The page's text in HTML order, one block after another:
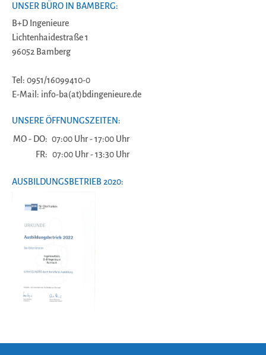
UNSER BÜRO IN BAMBERG:
B+D Ingenieure
Lichtenhaidestraße 1
96052 Bamberg
Tel: 0951/16099410-0
E-Mail: info-ba(at)bdingenieure.de
UNSERE ÖFFNUNGSZEITEN:
MO - DO: 07:00 Uhr - 17:00 Uhr
FR: 07:00 Uhr - 13:30 Uhr
AUSBILDUNGSBETRIEB 2020: